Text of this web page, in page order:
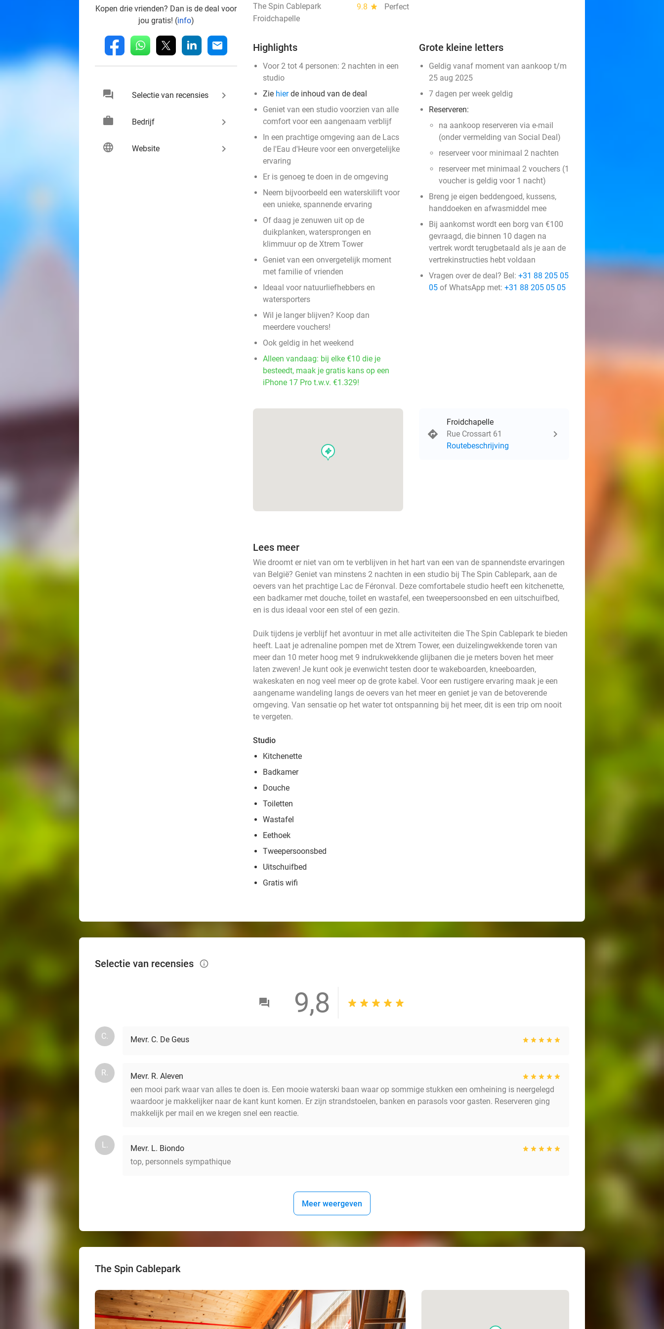
Kopen drie vrienden? Dan is de deal voor
jou gratis! (info)
fb whatsapp linkedin mail
chat Selectie van recensies keyboard_arrow_right
work Bedrijf keyboard_arrow_right
language Website keyboard_arrow_right
The Spin Cablepark 9.8 star
Perfect
Froidchapelle
Highlights
Voor 2 tot 4 personen: 2 nachten in een
studio
Zie hierde inhoud van de deal
Geniet van een studio voorzien van alle
comfort voor een aangenaam verblijf
In een prachtige omgeving aan de Lacs
de l'Eau d'Heure voor een onvergetelijke
ervaring
Er is genoeg te doen in de omgeving
Neem bijvoorbeeld een waterskilift voor
een unieke, spannende ervaring
Of daag je zenuwen uit op de
duikplanken, watersprongen en
klimmuur op de Xtrem Tower
Geniet van een onvergetelijk moment
met familie of vrienden
Ideaal voor natuurliefhebbers en
watersporters
Wil je langer blijven? Koop dan
meerdere vouchers!
Ook geldig in het weekend
Alleen vandaag: bij elke €10 die je
besteedt, maak je gratis kans op een
iPhone 17 Pro t.w.v. €1.329!
Grote kleine letters
Geldig vanaf moment van aankoop t/m
25 aug 2025
7 dagen per week geldig
Reserveren:
na aankoop reserveren via e-mail
(onder vermelding van Social Deal)
reserveer voor minimaal 2 nachten
reserveer met minimaal 2 vouchers (1
voucher is geldig voor 1 nacht)
Breng je eigen beddengoed, kussens,
handdoeken en afwasmiddel mee
Bij aankomst wordt een borg van €100
gevraagd, die binnen 10 dagen na
vertrek wordt terugbetaald als je aan de
vertrekinstructies hebt voldaan
Vragen over de deal? Bel: +31 88 205 05
05 of WhatsApp met: +31 88 205 05 05
events
Froidchapelle
Rue Crossart 61
Routebeschrijving
Lees meer
Wie droomt er niet van om te verblijven in het hart van een van de spannendste ervaringen
van België? Geniet van minstens 2 nachten in een studio bij The Spin Cablepark, aan de
oevers van het prachtige Lac de Féronval. Deze comfortabele studio heeft een kitchenette,
een badkamer met douche, toilet en wastafel, een tweepersoonsbed en een uitschuifbed,
en is dus ideaal voor een stel of een gezin.
Duik tijdens je verblijf het avontuur in met alle activiteiten die The Spin Cablepark te bieden
heeft. Laat je adrenaline pompen met de Xtrem Tower, een duizelingwekkende toren van
meer dan 10 meter hoog met 9 indrukwekkende glijbanen die je meters boven het meer
laten zweven! Je kunt ook je evenwicht testen door te wakeboarden, kneeboarden,
wakeskaten en nog veel meer op de grote kabel. Voor een rustigere ervaring maak je een
aangename wandeling langs de oevers van het meer en geniet je van de betoverende
omgeving. Van sensatie op het water tot ontspanning bij het meer, dit is een trip om nooit
te vergeten.
Studio
Kitchenette
Badkamer
Douche
Toiletten
Wastafel
Eethoek
Tweepersoonsbed
Uitschuifbed
Gratis wifi
Selectie van recensies info_outlined
9,8
C. Mevr. C. De Geus
R.
Mevr. R. Aleven
een mooi park waar van alles te doen is. Een mooie waterski baan waar op sommige stukken een omheining is neergelegd
waardoor je makkelijker naar de kant kunt komen. Er zijn strandstoelen, banken en parasols voor gasten. Reserveren ging
makkelijk per mail en we kregen snel een reactie.
L.
Mevr. L. Biondo
top, personnels sympathique
Meer weergeven
The Spin Cablepark